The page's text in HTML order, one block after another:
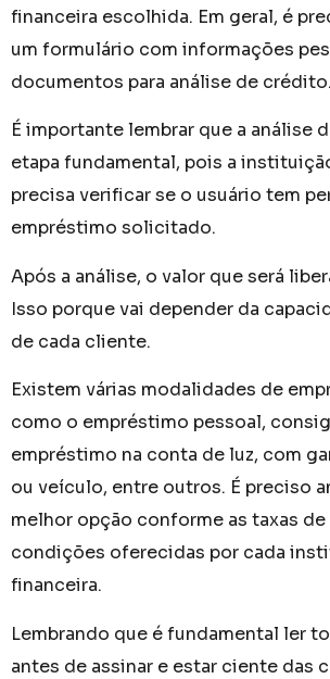
financeira escolhida. Em geral, é
um formulário com informações
documentos para análise de crédito.
É importante lembrar que a análise
etapa fundamental, pois a
precisa verificar se o usuário tem
empréstimo solicitado.
Após a análise, o valor que será
Isso porque vai depender da
de cada cliente.
Existem várias modalidades de
como o empréstimo pessoal,
empréstimo na conta de luz, com
ou veículo, entre outros. É preciso
melhor opção conforme as taxas
condições oferecidas por cada
financeira.
Lembrando que é fundamental ler
antes de assinar e estar ciente das